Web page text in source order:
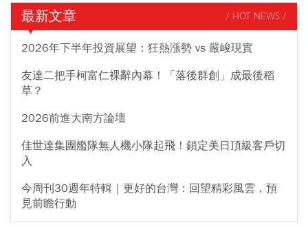
最新文章 / HOT NEWS /
2026年下半年投資展望：狂熱漲勢 vs 嚴峻現實
友達二把手柯富仁裸辭內幕！「落後群創」成最後稻
草？
2026前進大南方論壇
佳世達集團艦隊無人機小隊起飛！鎖定美日頂級客戶切
入
今周刊30週年特輯｜更好的台灣：回望精彩風雲，預
見前瞻行動